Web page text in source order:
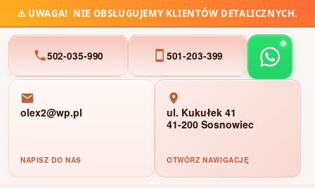
⚠️ UWAGA! NIE OBSŁUGUJEMY KLIENTÓW DETALICZNYCH.
502-035-990 501-203-399
olex2@wp.pl
NAPISZ DO NAS
ul. Kukułek 41
41-200 Sosnowiec
OTWÓRZ NAWIGACJĘ